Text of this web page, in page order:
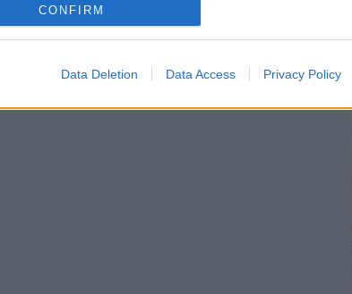
CONFIRM
Data Deletion Data Access Privacy Policy